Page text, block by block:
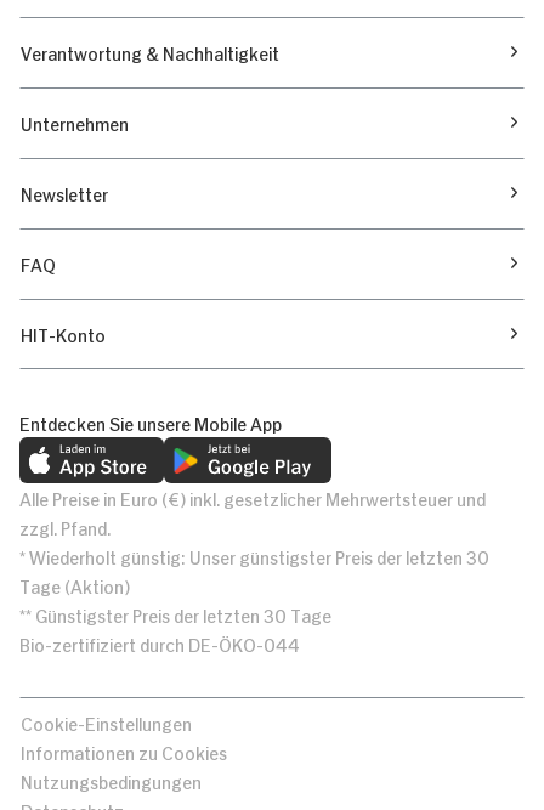
Verantwortung & Nachhaltigkeit
Unternehmen
Newsletter
FAQ
HIT-Konto
Entdecken Sie unsere Mobile App
Alle Preise in Euro (€) inkl. gesetzlicher Mehrwertsteuer und
zzgl. Pfand.
* Wiederholt günstig: Unser günstigster Preis der letzten 30
Tage (Aktion)
** Günstigster Preis der letzten 30 Tage
Bio-zertifiziert durch DE-ÖKO-044
Cookie-Einstellungen
Informationen zu Cookies
Nutzungsbedingungen